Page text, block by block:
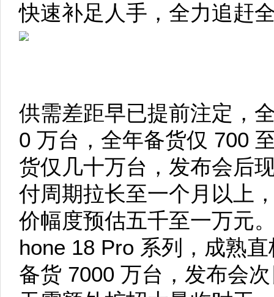
快速补足人手，全力追赶
供需差距早已提前注定，
0 万台，全年备货仅 700
货仅几十万台，发布会后
付周期拉长至一个月以上
价幅度预估五千至一万元
hone 18 Pro 系列，成熟
备货 7000 万台，发布会